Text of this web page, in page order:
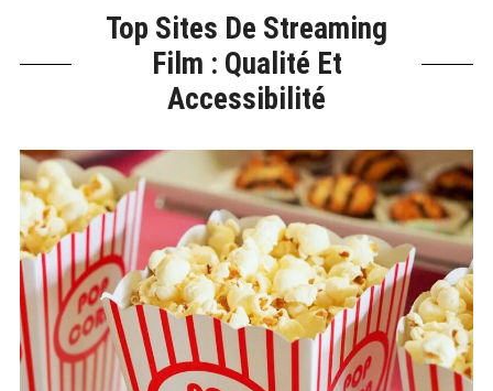
Top Sites De Streaming
Film : Qualité Et
Accessibilité